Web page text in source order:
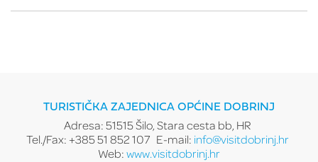
TURISTIČKA ZAJEDNICA OPĆINE DOBRINJ
Adresa: 51515 Šilo, Stara cesta bb, HR
Tel./Fax: +385 51 852 107 E-mail: info@visitdobrinj.hr
Web:www.visitdobrinj.hr